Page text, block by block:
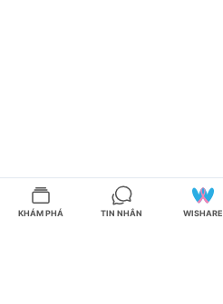
KHÁM PHÁ TIN NHẮN WISHARE